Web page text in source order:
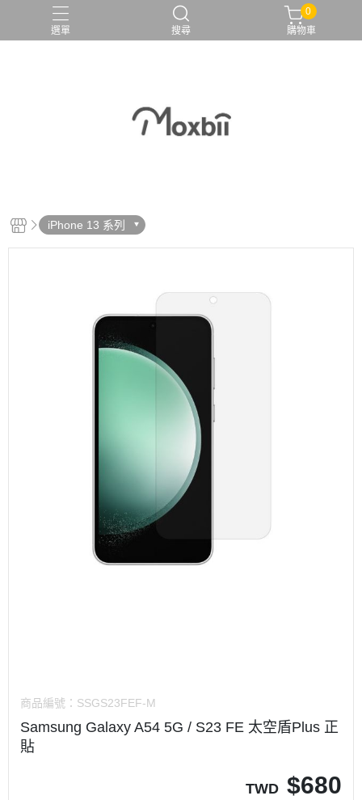
選單 搜尋
0
購物車
iPhone 13 系列
商品編號： SSGS23FEF-M
Samsung Galaxy A54 5G / S23 FE 太空盾Plus 正
貼
TWD $680